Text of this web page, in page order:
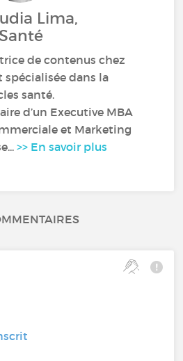
Lima,
de contenus chez
spécialisée dans la
santé.
d’un Executive MBA
et Marketing
>> En savoir plus